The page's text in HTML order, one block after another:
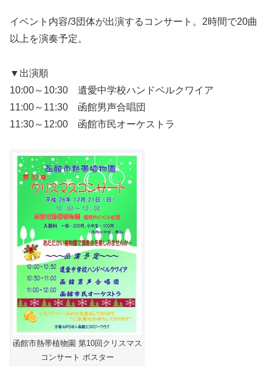
イベント内容/3団体が出演するコンサート。2時間で20曲
以上を演奏予定。
▼出演順
10:00～10:30 遺愛中学校ハンドベルクワイア
11:00～11:30 函館男声合唱団
11:30～12:00 函館市民オーケストラ
函館市熱帯植物園 第10回クリスマス
コンサート ポスター